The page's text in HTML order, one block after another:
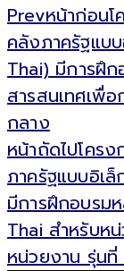
Prevหน้าก่อนโ
คลังภาครัฐแบ
Thai) มีการฝึก
สารสนเทศเพื่
กลาง
หน้าถัดไปโครง
ภาครัฐแบบอิเ
มีการฝึกอบรม
Thai สำหรับห
หน่วยงาน รุ่นที่